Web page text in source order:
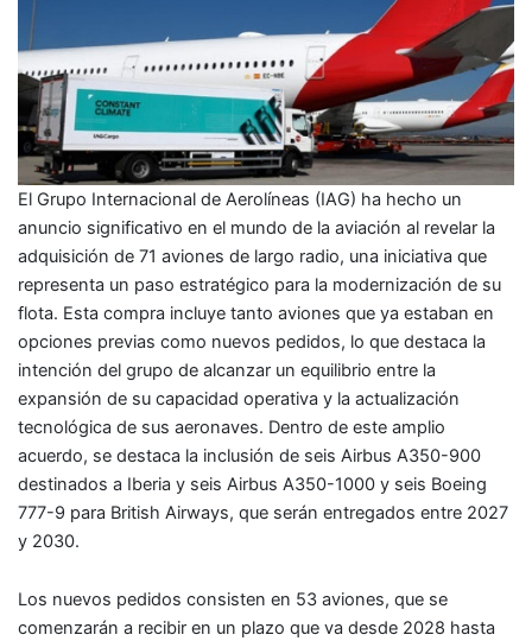
El Grupo Internacional de Aerolíneas (IAG) ha hecho un
anuncio significativo en el mundo de la aviación al revelar la
adquisición de 71 aviones de largo radio, una iniciativa que
representa un paso estratégico para la modernización de su
flota. Esta compra incluye tanto aviones que ya estaban en
opciones previas como nuevos pedidos, lo que destaca la
intención del grupo de alcanzar un equilibrio entre la
expansión de su capacidad operativa y la actualización
tecnológica de sus aeronaves. Dentro de este amplio
acuerdo, se destaca la inclusión de seis Airbus A350-900
destinados a Iberia y seis Airbus A350-1000 y seis Boeing
777-9 para British Airways, que serán entregados entre 2027
y 2030.
Los nuevos pedidos consisten en 53 aviones, que se
comenzarán a recibir en un plazo que va desde 2028 hasta